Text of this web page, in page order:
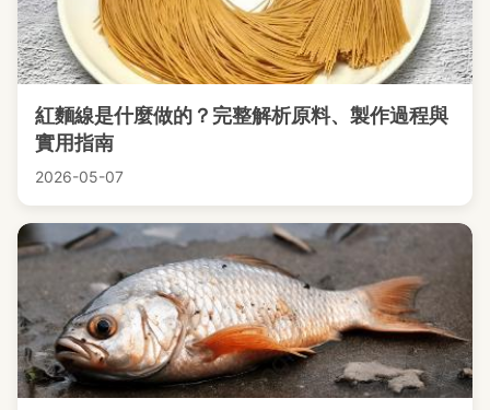
紅麵線是什麼做的？完整解析原料、製作過程與
實用指南
2026-05-07